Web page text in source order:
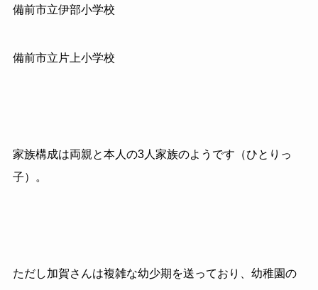
備前市立伊部小学校
備前市立片上小学校
家族構成は両親と本人の3人家族のようです（ひとりっ
子）。
ただし加賀さんは複雑な幼少期を送っており、幼稚園の